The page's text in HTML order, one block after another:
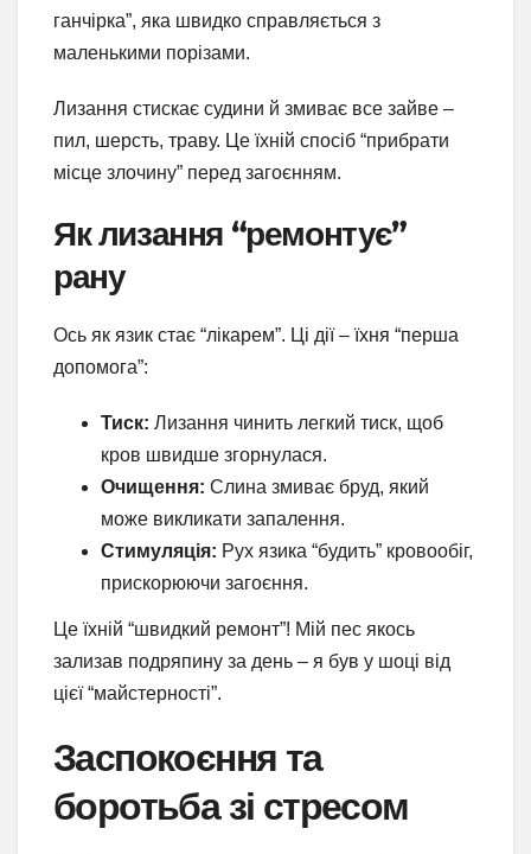
ганчірка”, яка швидко справляється з
маленькими порізами.
Лизання стискає судини й змиває все зайве –
пил, шерсть, траву. Це їхній спосіб “прибрати
місце злочину” перед загоєнням.
Як лизання “ремонтує”
рану
Ось як язик стає “лікарем”. Ці дії – їхня “перша
допомога”:
Тиск: Лизання чинить легкий тиск, щоб
кров швидше згорнулася.
Очищення: Слина змиває бруд, який
може викликати запалення.
Стимуляція: Рух язика “будить” кровообіг,
прискорюючи загоєння.
Це їхній “швидкий ремонт”! Мій пес якось
зализав подряпину за день – я був у шоці від
цієї “майстерності”.
Заспокоєння та
боротьба зі стресом